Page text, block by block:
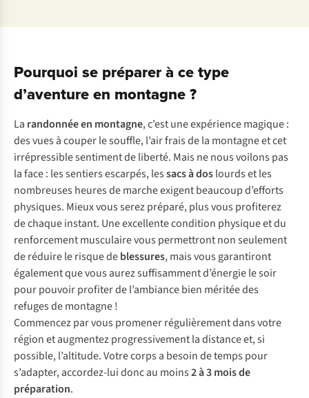
Pourquoi se préparer à ce type
d’aventure en montagne ?
La randonnée en montagne, c’est une expérience magique :
des vues à couper le souffle, l’air frais de la montagne et cet
irrépressible sentiment de liberté. Mais ne nous voilons pas
la face : les sentiers escarpés, lessacs à doslourds et les
nombreuses heures de marche exigent beaucoup d’efforts
physiques. Mieux vous serez préparé, plus vous profiterez
de chaque instant. Une excellente condition physique et du
renforcement musculaire vous permettront non seulement
de réduire le risque deblessures, mais vous garantiront
également que vous aurez suffisamment d’énergie le soir
pour pouvoir profiter de l’ambiance bien méritée des
refuges de montagne !
Commencez par vous promener régulièrement dans votre
région et augmentez progressivement la distance et, si
possible, l’altitude. Votre corps a besoin de temps pour
s’adapter, accordez-lui donc au moins2 à 3 mois de
préparation.